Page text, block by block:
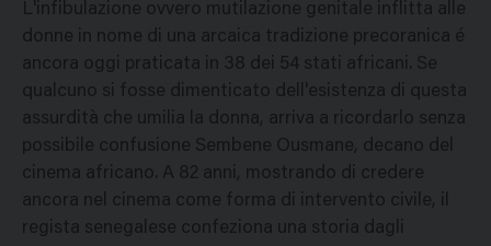
L'infibulazione ovvero mutilazione genitale inflitta alle
donne in nome di una arcaica tradizione precoranica é
ancora oggi praticata in 38 dei 54 stati africani. Se
qualcuno si fosse dimenticato dell'esistenza di questa
assurdità che umilia la donna, arriva a ricordarlo senza
possibile confusione Sembene Ousmane, decano del
cinema africano. A 82 anni, mostrando di credere
ancora nel cinema come forma di intervento civile, il
regista senegalese confeziona una storia dagli